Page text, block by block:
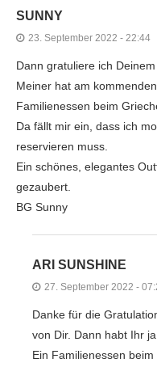
SUNNY
23. September 2022 - 22:44
Dann gratuliere ich Deinem
Meiner hat am
Familienessen beim
Da fällt mir ein, dass ich
reservieren muss.
Ein schönes, elegantes
gezaubert.
BG Sunny
ARI SUNSHINE
27. September 2022 -
Danke für die
von Dir. Dann habt Ihr
Ein Familienessen